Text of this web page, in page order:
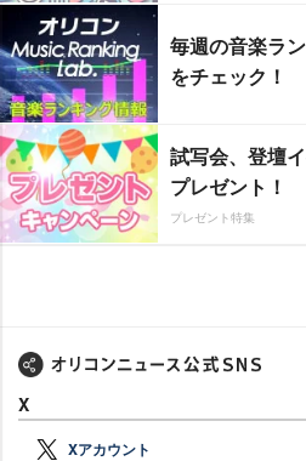
毎週の音楽ラ
をチェック！
試写会、登壇
プレゼント！
プレゼント特集
X
Xアカウント